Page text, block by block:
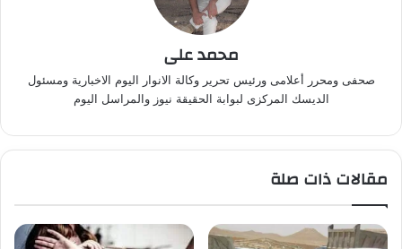
محمد على
صحفى ومحرر أعلامى ورئيس تحرير وكالة الانوار اليوم الاخبارية ومسئول
الديسك المركزى لبوابة الحقيقة نيوز والمراسل اليوم
مقالات ذات صلة